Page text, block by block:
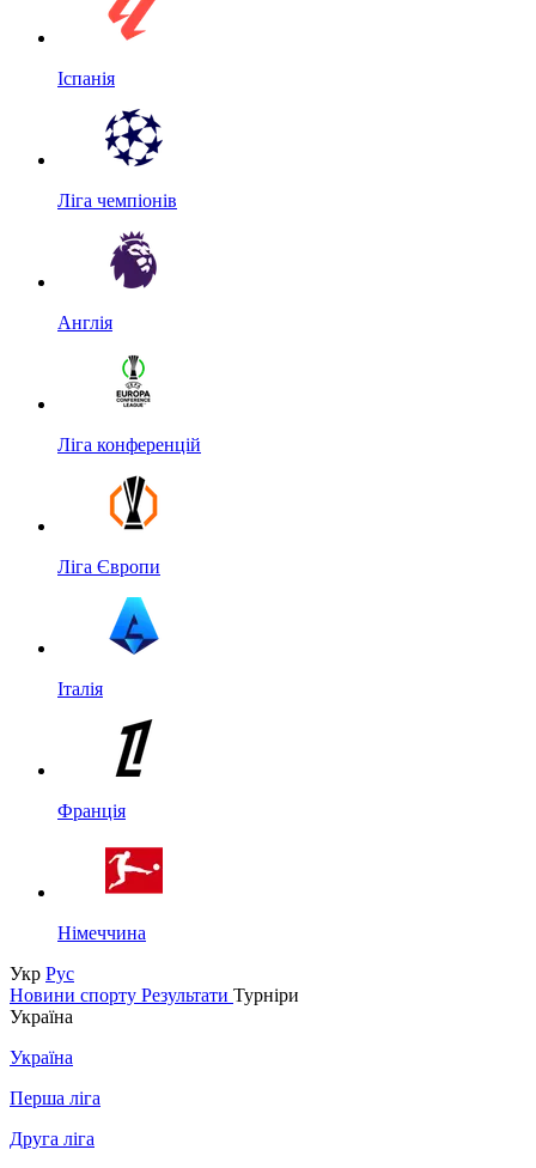
Іспанія
Ліга чемпіонів
Англія
Ліга конференцій
Ліга Європи
Італія
Франція
Німеччина
Укр Рус
Новини спорту Результати Турніри
Україна
Україна
Перша ліга
Друга ліга